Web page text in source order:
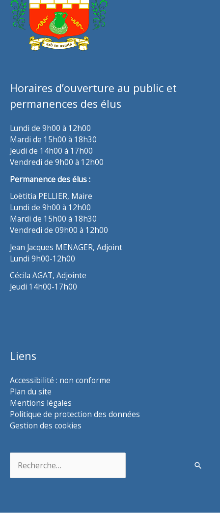
Horaires d’ouverture au public et
permanences des élus
Lundi de 9h00 à 12h00
Mardi de 15h00 à 18h30
Jeudi de 14h00 à 17h00
Vendredi de 9h00 à 12h00
Permanence des élus :
Loëtitia PELLIER, Maire
Lundi de 9h00 à 12h00
Mardi de 15h00 à 18h30
Vendredi de 09h00 à 12h00
Jean Jacques MENAGER, Adjoint
Lundi 9h00-12h00
Cécila AGAT, Adjointe
Jeudi 14h00-17h00
Liens
Accessibilité : non conforme
Plan du site
Mentions légales
Politique de protection des données
Gestion des cookies